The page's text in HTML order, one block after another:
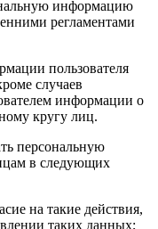
информацию
регламентами
пользователя
случаев
информации о
кругу лиц.
персональную
в следующих
на такие действия,
таких данных;